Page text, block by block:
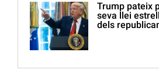
Trump pateix
seva llei
dels